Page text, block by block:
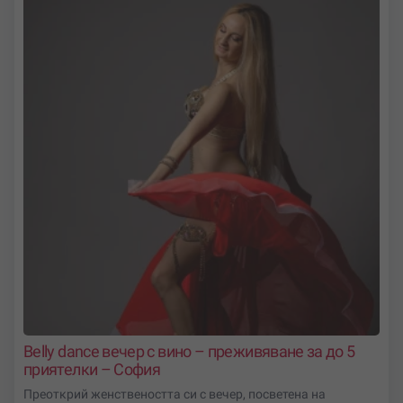
Belly dance вечер с вино – преживяване за до 5
приятелки – София
Преоткрий женствеността си с вечер, посветена на